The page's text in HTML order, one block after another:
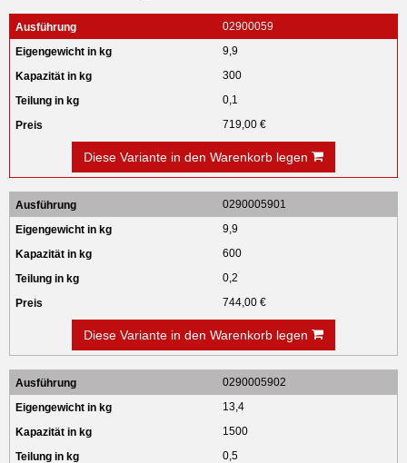
02900059
9,9
300
0,1
719,00 €
Diese Variante in den Warenkorb legen
0290005901
9,9
600
0,2
744,00 €
Diese Variante in den Warenkorb legen
0290005902
13,4
1500
0,5